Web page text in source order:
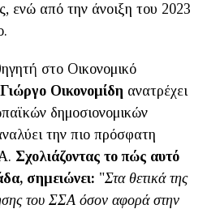
ενώ από την άνοιξη του 2023
στο Οικονομικό
Γιώργο Οικονομίδη ανατρέχει
δημοσιονομικών
την πιο πρόσφατη
Σχολιάζοντας το πώς αυτό
σημειώνει: "Στα θετικά της
του ΣΣΑ όσον αφορά στην